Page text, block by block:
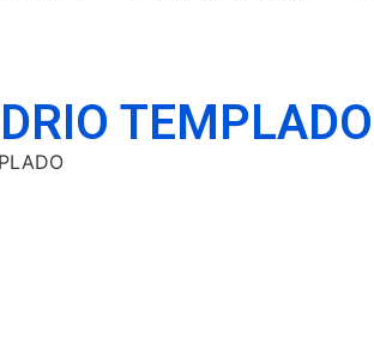
TEMPLADO